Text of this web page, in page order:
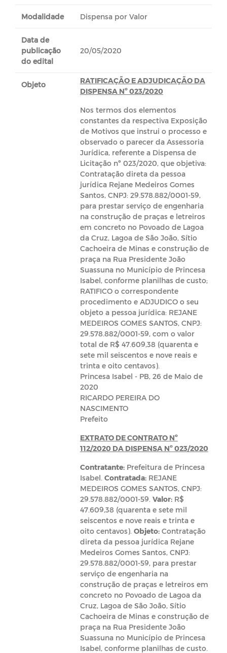
Modalidade Dispensa por Valor
Data de
publicação
do edital
20/05/2020
Objeto
RATIFICAÇÃO E ADJUDICAÇÃO DA
DISPENSA Nº 023/2020
Nos termos dos elementos
constantes da respectiva Exposição
de Motivos que instrui o processo e
observado o parecer da Assessoria
Jurídica, referente a Dispensa de
Licitação nº 023/2020, que objetiva:
Contratação direta da pessoa
jurídica Rejane Medeiros Gomes
Santos, CNPJ: 29.578.882/0001-59,
para prestar serviço de engenharia
na construção de praças e letreiros
em concreto no Povoado de Lagoa
da Cruz, Lagoa de São João, Sítio
Cachoeira de Minas e construção de
praça na Rua Presidente João
Suassuna no Município de Princesa
Isabel, conforme planilhas de custo;
RATIFICO o correspondente
procedimento e ADJUDICO o seu
objeto a pessoa jurídica: REJANE
MEDEIROS GOMES SANTOS, CNPJ:
29.578.882/0001-59, com o valor
total de R$ 47.609,38 (quarenta e
sete mil seiscentos e nove reais e
trinta e oito centavos).
Princesa Isabel - PB, 26 de Maio de
2020
RICARDO PEREIRA DO
NASCIMENTO
Prefeito
EXTRATO DE CONTRATO Nº
112/2020 DA DISPENSA Nº 023/2020
Contratante:Prefeitura de Princesa
Isabel. Contratada:REJANE
MEDEIROS GOMES SANTOS, CNPJ:
29.578.882/0001-59. Valor:R$
47.609,38 (quarenta e sete mil
seiscentos e nove reais e trinta e
oito centavos). Objeto:Contratação
direta da pessoa jurídica Rejane
Medeiros Gomes Santos, CNPJ:
29.578.882/0001-59, para prestar
serviço de engenharia na
construção de praças e letreiros em
concreto no Povoado de Lagoa da
Cruz, Lagoa de São João, Sítio
Cachoeira de Minas e construção de
praça na Rua Presidente João
Suassuna no Município de Princesa
Isabel, conforme planilhas de custo.